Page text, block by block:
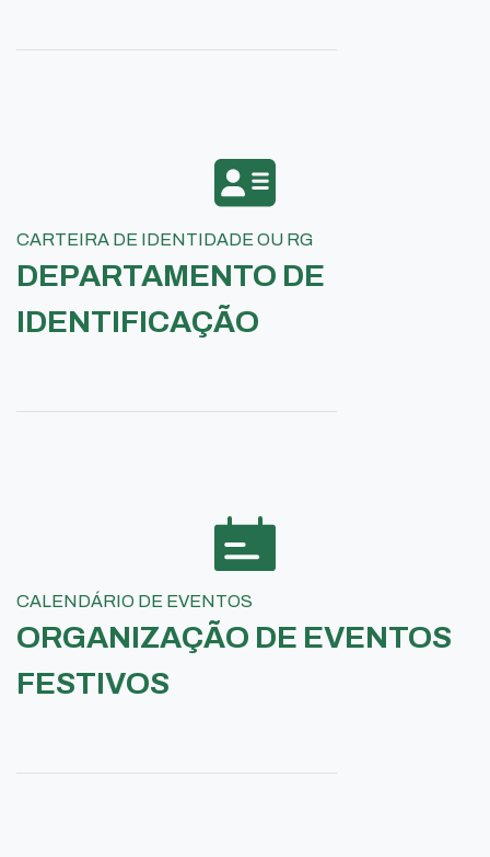
CARTEIRA DE IDENTIDADE OU RG
DEPARTAMENTO DE
IDENTIFICAÇÃO
CALENDÁRIO DE EVENTOS
ORGANIZAÇÃO DE EVENTOS
FESTIVOS